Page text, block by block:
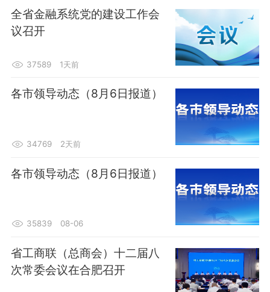
全省金融系统党的建设工作会
议召开
37589 1天前
各市领导动态（8月6日报道）
34769 2天前
各市领导动态（8月6日报道）
35839 08-06
省工商联（总商会）十二届八
次常委会议在合肥召开